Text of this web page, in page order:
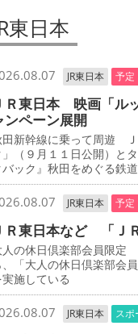
東日本
JR東日本 予定
Ｒ東日本 映画「ル
ンペーン展開
田新幹線に乗って周遊
」（９月１１日公開）と
バック』秋田をめぐる鉄
JR東日本 予定
Ｒ東日本など 「Ｊ
人の休日倶楽部会員限定
、「大人の休日倶楽部会
実施している
JR東日本 スポ